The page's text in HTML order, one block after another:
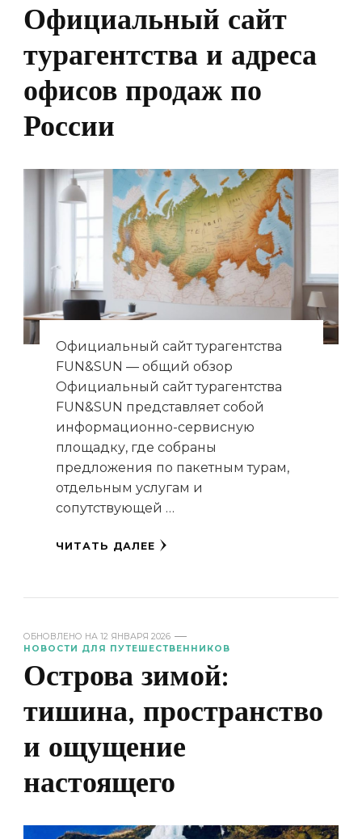
Официальный сайт
турагентства и адреса
офисов продаж по
России
Официальный сайт турагентства
FUN&SUN — общий обзор
Официальный сайт турагентства
FUN&SUN представляет собой
информационно-сервисную
площадку, где собраны
предложения по пакетным турам,
отдельным услугам и
сопутствующей …
ЧИТАТЬ ДАЛЕЕ
ОБНОВЛЕНО НА 12 ЯНВАРЯ 2026
НОВОСТИ ДЛЯ ПУТЕШЕСТВЕННИКОВ
Острова зимой:
тишина, пространство
и ощущение
настоящего